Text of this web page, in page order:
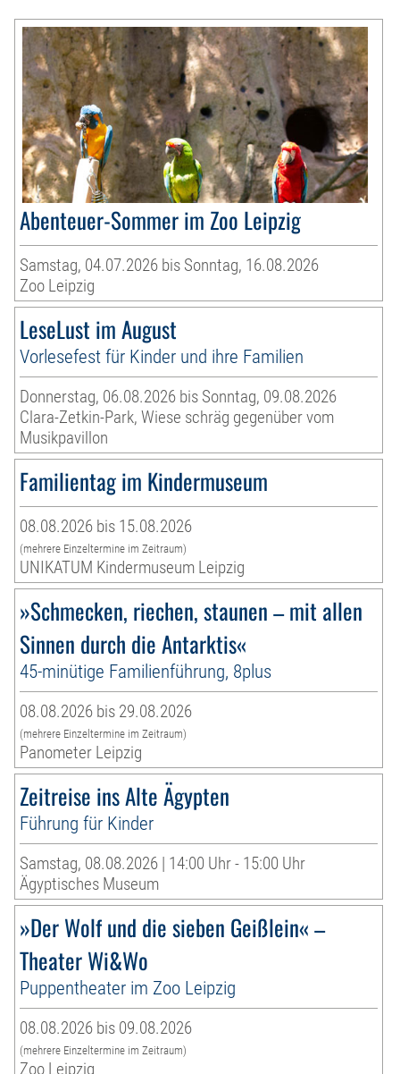
Abenteuer-Sommer im Zoo Leipzig
Samstag, 04.07.2026 bis Sonntag, 16.08.2026
Zoo Leipzig
LeseLust im August
Vorlesefest für Kinder und ihre Familien
Donnerstag, 06.08.2026 bis Sonntag, 09.08.2026
Clara-Zetkin-Park, Wiese schräg gegenüber vom
Musikpavillon
Familientag im Kindermuseum
08.08.2026 bis 15.08.2026
(mehrere Einzeltermine im Zeitraum)
UNIKATUM Kindermuseum Leipzig
»Schmecken, riechen, staunen – mit allen
Sinnen durch die Antarktis«
45-minütige Familienführung, 8plus
08.08.2026 bis 29.08.2026
(mehrere Einzeltermine im Zeitraum)
Panometer Leipzig
Zeitreise ins Alte Ägypten
Führung für Kinder
Samstag, 08.08.2026 | 14:00 Uhr - 15:00 Uhr
Ägyptisches Museum
»Der Wolf und die sieben Geißlein« –
Theater Wi&Wo
Puppentheater im Zoo Leipzig
08.08.2026 bis 09.08.2026
(mehrere Einzeltermine im Zeitraum)
Zoo Leipzig